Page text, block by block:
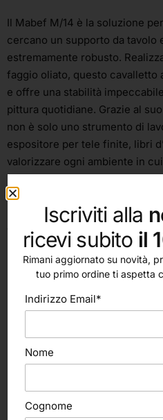
Il Mabef M/14 è la soluzione
cercano un supporto da tavolo
estremamente robusto.
faggio oliato, questo cavalletto
e offre una stabilità
pittura quotidiane. Grazie al
non è solo uno strumento di
espositore per tele finite, libri
valorizzare ogni ambiente in
• Costruito in massello di
• Inclinazione ed elevazione
• Portata massima: 2,5 kg
• Adatto per olio, acrilico e
• Cavalletto da esposizione
Iscriviti alla
ricevi subito il
Rimani aggiornato su novità,
tuo primo ordine ti aspetta
Indirizzo Email*
Nome
Cognome